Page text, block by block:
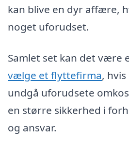
kan blive en dyr affære,
noget uforudset.
Samlet set kan det være
vælge et flyttefirma,
undgå uforudsete
en større sikkerhed i
og ansvar.